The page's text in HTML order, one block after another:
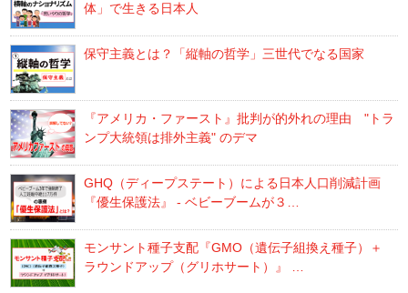
体」で生きる日本人
保守主義とは？「縦軸の哲学」三世代でなる国家
『アメリカ・ファースト』批判が的外れの理由 "トラ
ンプ大統領は排外主義" のデマ
GHQ（ディープステート）による日本人口削減計画
『優生保護法』 - ベビーブームが３…
モンサント種子支配『GMO（遺伝子組換え種子）＋
ラウンドアップ（グリホサート）』 …